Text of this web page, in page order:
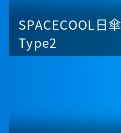
SPACECOOL日傘
Type2